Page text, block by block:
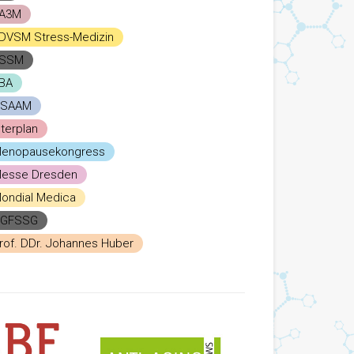
Stress-Medizin
Dresden
Medica
DDr. Johannes Huber